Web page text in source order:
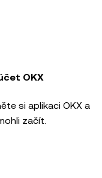
OKX
si aplikaci OKX a
začít.